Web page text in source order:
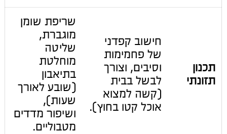
תכנון
תזונתי
חישוב קפדני
של פחמימות
וסיבים, וצורך
לבשל בבית
(קשה למצוא
אוכל קטו בחוץ).
שריפת שומן
מוגברת,
שליטה
מוחלטת
בתיאבון
(שובע לאורך
שעות),
ושיפור מדדים
מטבוליים.